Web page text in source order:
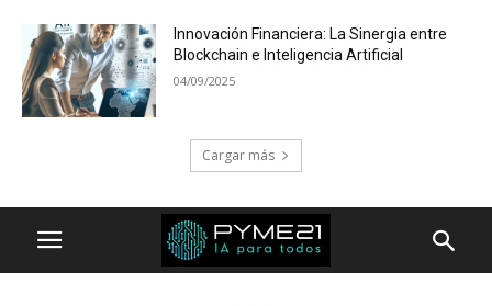
Innovación Financiera: La Sinergia entre
Blockchain e Inteligencia Artificial
04/09/2025
Cargar más